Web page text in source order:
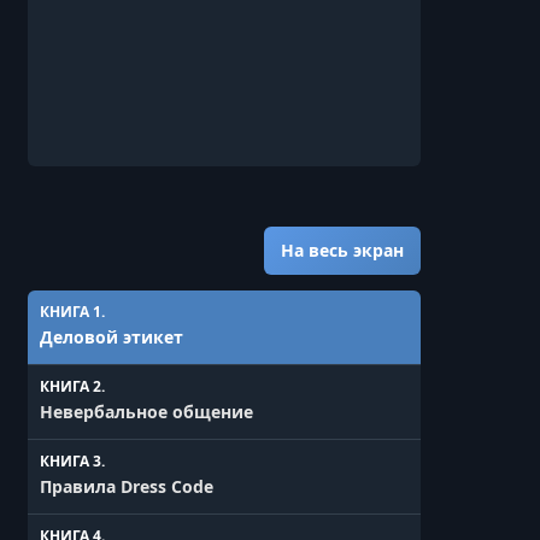
На весь экран
КНИГА 1.
Деловой этикет
КНИГА 2.
Невербальное общение
КНИГА 3.
Правила Dress Code
КНИГА 4.